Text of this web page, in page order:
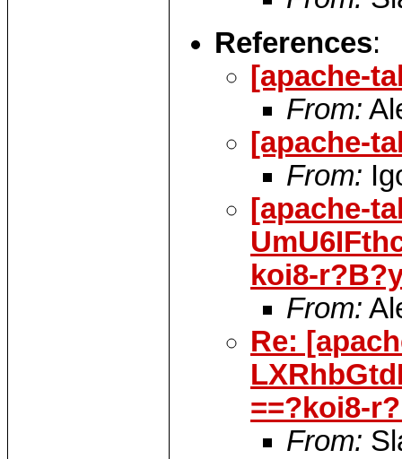
References:
[apache-
From:
[apache-
From:
[apache-
koi8-
From:
Re:
==?koi8-
From: